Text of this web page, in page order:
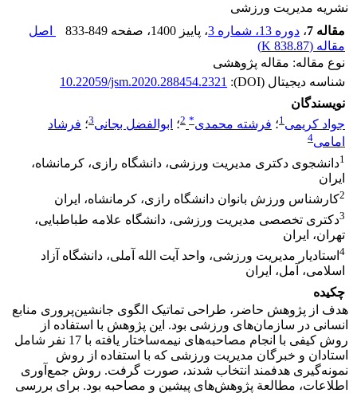
نشریه مدیریت ورزشی
مقاله 7
، دوره 13، شماره 3 ، پاییز 1400 ، صفحه 833-849
اصل
مقاله (838.87 K
)
نوع مقاله: مقاله پژوهشی
شناسه دیجیتال (DOI):
10.22059/jsm.2020.288454.2321
نویسندگان
جواد کریمی1؛ فرشته محمدی*
2؛ ابوالفضل بجانی3؛ فرشاد
امامی4
1دانشجوی دکتری مدیریت ورزشی، دانشگاه رازی، کرمانشاه،
ایران
2کارشناس ورزش بانوان دانشگاه رازی، کرمانشاه، ایران
3دکتری تخصصی مدیریت ورزشی، دانشگاه علامه طباطبایی،
تهران، ایران
4 استادیار مدیریت ورزشی، واحد آیت الله آملی، دانشگاه آزاد
اسلامی، آمل، ایران
چکیده
هدف از پژوهش حاضر، طراحی تماتیک الگوی جانشین‌پروری منابع
انسانی در سازمان‌های ورزشی بود. این پژوهش با استفاده از
روش کیفی با انجام مصاحبه‌های نیمه‌ساختار یافته با 17 نفر شامل
استادان و خبرگان مدیریت ورزشی که با استفاده از روش
نمونه‌گیری هدفمند انتخاب شدند، صورت گرفت. روش جمع‌آوری
اطلاعات، مطالعة پژوهش‌های پیشین و مصاحبه بود. برای بررسی